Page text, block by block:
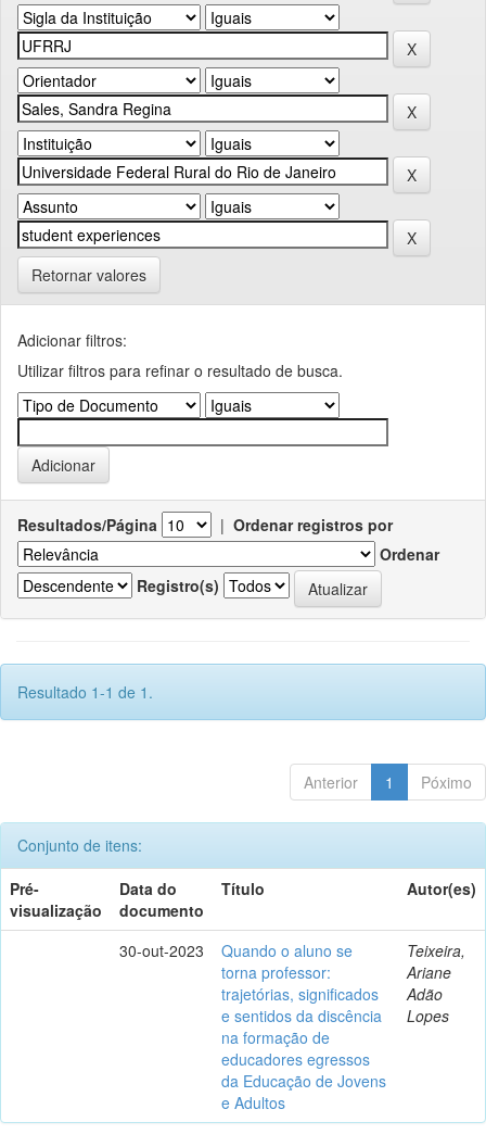
Retornar valores
Adicionar filtros:
Utilizar filtros para refinar o resultado de busca.
Resultados/Página | Ordenar registros por
Ordenar
Registro(s)
Resultado 1-1 de 1.
Anterior 1 Póximo
Conjunto de itens:
Pré-
visualização
Data do
documento
Título Autor(es)
30-out-2023
Quando o aluno se
torna professor:
trajetórias, significados
e sentidos da discência
na formação de
educadores egressos
da Educação de Jovens
e Adultos
Teixeira,
Ariane
Adão
Lopes